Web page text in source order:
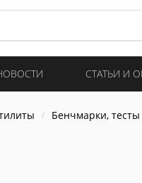
СТАТЬИ И
Бенчмарки, тесты